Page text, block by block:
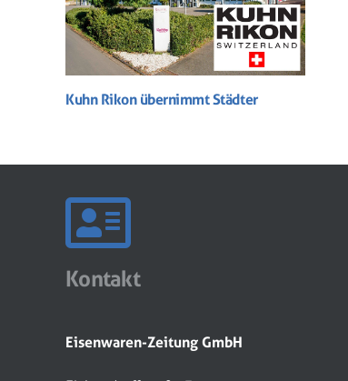
Kuhn Rikon übernimmt Städter
Kontakt
Eisenwaren-Zeitung GmbH